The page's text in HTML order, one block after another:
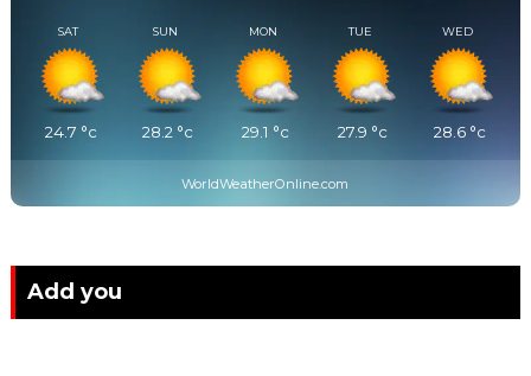
SAT
24.7 °c
SUN
28.2 °c
MON
29.1 °c
TUE
27.9 °c
WED
28.6°c
WorldWeatherOnline.com
Add you